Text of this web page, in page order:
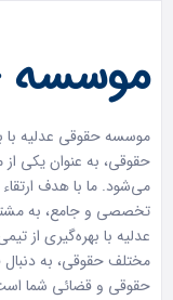
موسسه
موسسه حقوقی عدلیه با
حقوقی، به عنوان یکی از
می‌شود. ما با هدف
تخصصی و جامع، به
عدلیه با بهره‌گیری از
مختلف حقوقی، به
حقوقی و قضائی شما